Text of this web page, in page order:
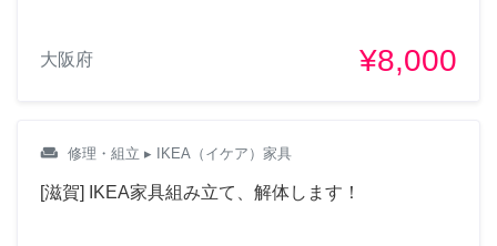
大阪府 ¥8,000
weekend 修理・組立 ▸ IKEA（イケア）家具
[滋賀] IKEA家具組み立て、解体します！